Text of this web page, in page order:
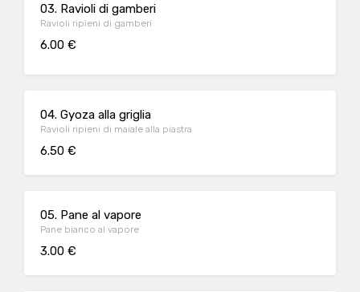
03. Ravioli di gamberi
Ravioli ripieni di gamberi
6.00 €
04. Gyoza alla griglia
Ravioli ripieni di maiale alla piastra
6.50 €
05. Pane al vapore
Pane bianco al vapore
3.00 €